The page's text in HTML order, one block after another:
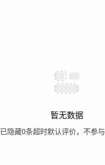
暂无数据
已隐藏0条超时默认评价，不参